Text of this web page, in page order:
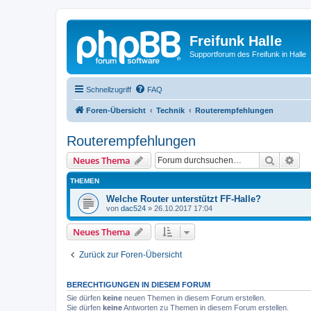
Freifunk Halle
Supportforum des Freifunk in Halle
Schnellzugriff FAQ
Foren-Übersicht Technik Routerempfehlungen
Routerempfehlungen
Neues Thema Suche
THEMEN
Welche Router unterstützt FF-Halle?
von dac524 » 26.10.2017 17:04
Neues Thema
Zurück zur Foren-Übersicht
BERECHTIGUNGEN IN DIESEM FORUM
Sie dürfen keine neuen Themen in diesem Forum erstellen.
Sie dürfen keineAntworten zu Themen in diesem Forum erstellen.